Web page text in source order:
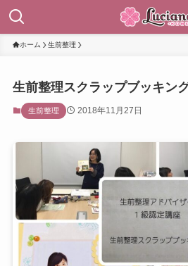
ホーム 生前整理
生前整理スクラップブッキン
生前整理 2018年11月27日